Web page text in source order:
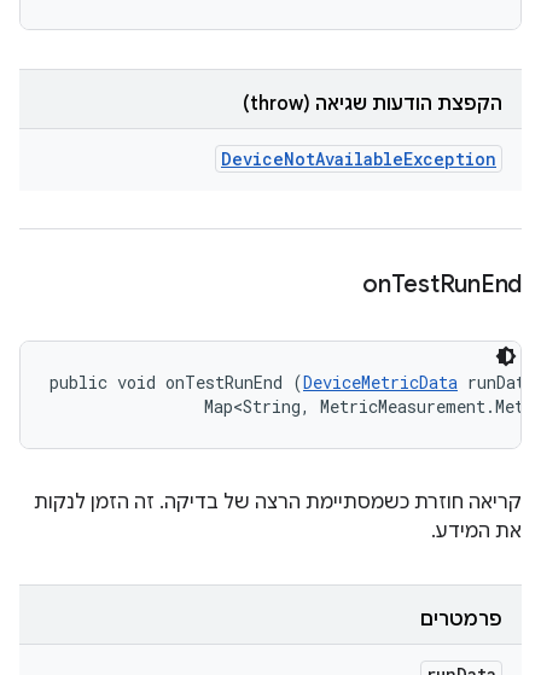
הקפצת הודעות שגיאה (throw)
DeviceNotAvailableException
onTestRunEnd
public void onTestRunEnd (DeviceMetricData
Map<String,
קריאה חוזרת כשמסתיימת הרצה של בדיקה. זה הזמן לנקות
את המידע.
פרמטרים